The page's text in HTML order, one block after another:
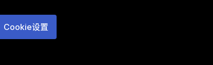
Cookie设置